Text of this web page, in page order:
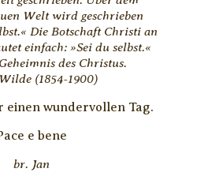
Welt wird geschrieben
Die Botschaft Christi an
einfach: »Sei du selbst.«
des Christus.
(1854-1900)
einen wundervollen Tag.
e bene
br. Jan